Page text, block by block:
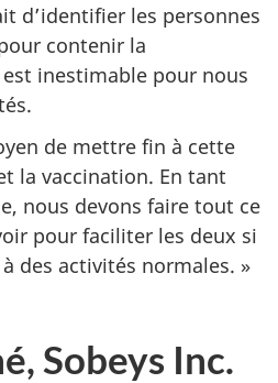
d’identifier les personnes
contenir la
inestimable pour nous
de mettre fin à cette
la vaccination. En tant
nous devons faire tout ce
pour faciliter les deux si
des activités normales. »
Sobeys Inc.